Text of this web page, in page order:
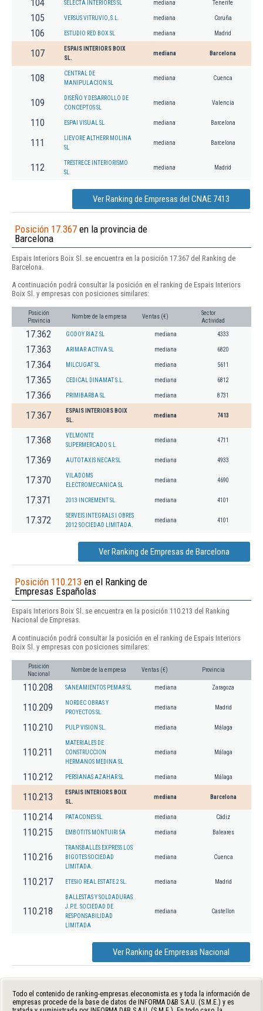
104 SELECTA INTERIORES SL mediana Tenerife
105 VERSUS VITRUVIO, S.L. mediana Coruña
106 ESTUDIO RED BOX SL mediana Madrid
107
ESPAIS INTERIORS BOIX
SL.
mediana Barcelona
108
CENTRAL DE
MANIPULACION SL
mediana Cuenca
109
DISEÑO Y DESARROLLO DE
CONCEPTOS SL
mediana Valencia
110 ESPAI VISUAL SL mediana Barcelona
111
LIEVORE ALTHERR MOLINA
SL
mediana Barcelona
112
TRESTRECE INTERIORISMO
SL.
mediana Madrid
Ver Ranking de Empresas del CNAE 7413
Posición 17.367 en la provincia de
Barcelona
Espais Interiors Boix Sl. se encuentra en la posición 17.367 del Ranking de
Barcelona.
A continuación podrá consultar la posición en el ranking de Espais Interiors
Boix Sl. y empresas con posiciones similares:
Posición
Provincia
Nombre de la empresa Ventas (€)
Sector
Actividad
17.362 GODOY RIAZ SL mediana 4333
17.363 ARIMAR ACTIVA SL mediana 6820
17.364 MILCUGAT SL mediana 5611
17.365 CEDICAL DINAMAT S.L. mediana 6812
17.366 PRIMIBARBA SL mediana 8731
17.367
ESPAIS INTERIORS BOIX
SL.
mediana 7413
17.368
VELMONTE
SUPERMERCADO S.L.
mediana 4711
17.369 AUTOTAXIS NECAR SL mediana 4933
17.370
VILADOMS
ELECTROMECANICA SL
mediana 4690
17.371 2013 INCREMENT SL. mediana 4101
17.372
SERVEIS INTEGRALS I OBRES
2012 SOCIEDAD LIMITADA.
mediana 4101
Ver Ranking de Empresas de Barcelona
Posición 110.213 en el Ranking de
Empresas Españolas
Espais Interiors Boix Sl. se encuentra en la posición 110.213 del Ranking
Nacional de Empresas.
A continuación podrá consultar la posición en el ranking de Espais Interiors
Boix Sl. y empresas con posiciones similares:
Posición
Nacional
Nombre de la empresa Ventas (€) Provincia
110.208 SANEAMIENTOS PEMAR SL mediana Zaragoza
110.209
NORDEC OBRAS Y
PROYECTOS SL.
mediana Madrid
110.210 PULP VISION SL. mediana Málaga
110.211
MATERIALES DE
CONSTRUCCION
HERMANOS MEDINA SL
mediana Málaga
110.212 PERSIANAS AZAHAR SL mediana Málaga
110.213
ESPAIS INTERIORS BOIX
SL.
mediana Barcelona
110.214 PATACONES SL. mediana Cádiz
110.215 EMBOTITS MONTUIRI SA mediana Baleares
110.216
TRANSBALLES EXPRESS LOS
BIGOTES SOCIEDAD
LIMITADA.
mediana Cuenca
110.217 ETESIO REAL ESTATE 2 SL. mediana Madrid
110.218
BALLESTAS Y SOLDADURAS
J.P.E. SOCIEDAD DE
RESPONSABILIDAD
LIMITADA
mediana Castellon
Ver Ranking de Empresas Nacional
Todo el contenido de ranking-empresas.eleconomista.es y toda la información de
empresas procede de la base de datos de INFORMA D&B S.A.U. (S.M.E.) y es